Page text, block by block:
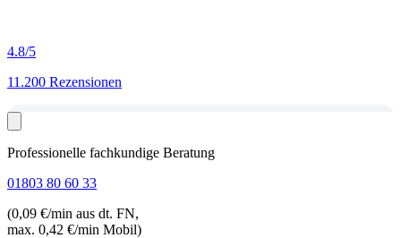
4.8/5
11.200 Rezensionen
Professionelle fachkundige Beratung
01803 80 60 33
(0,09 €/min aus dt. FN,
max. 0,42 €/min Mobil)